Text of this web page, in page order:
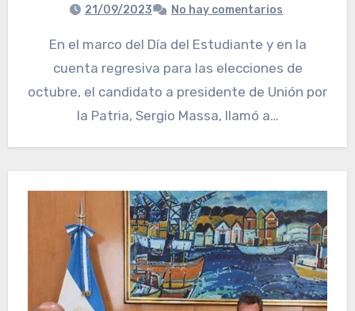
21/09/2023 No hay comentarios
En el marco del Día del Estudiante y en la
cuenta regresiva para las elecciones de
octubre, el candidato a presidente de Unión por
la Patria, Sergio Massa, llamó a…